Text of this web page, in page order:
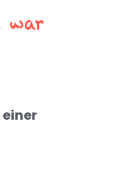
war